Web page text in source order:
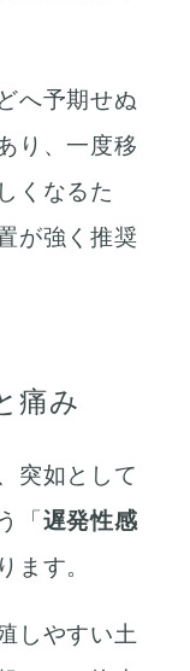
へ予期せぬ
り、一度移
くなるた
が強く推奨
痛み
突如として
「 遅発性感
ます。
しやすい土